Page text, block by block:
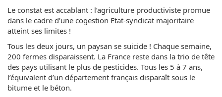
Le constat est accablant : l’agriculture productiviste promue
dans le cadre d’une cogestion Etat-syndicat majoritaire
atteint ses limites !
Tous les deux jours, un paysan se suicide ! Chaque semaine,
200 fermes disparaissent. La France reste dans la trio de tête
des pays utilisant le plus de pesticides. Tous les 5 à 7 ans,
l’équivalent d’un département français disparaît sous le
bitume et le béton.